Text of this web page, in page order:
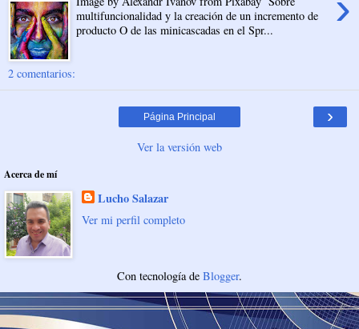
multifuncionalidad y la creación de un incremento de
producto O de las minicascadas en el Spr...
2 comentarios:
›
Página Principal
Ver la versión web
Acerca de mí
Lucho Salazar
Ver mi perfil completo
Con tecnología de Blogger.